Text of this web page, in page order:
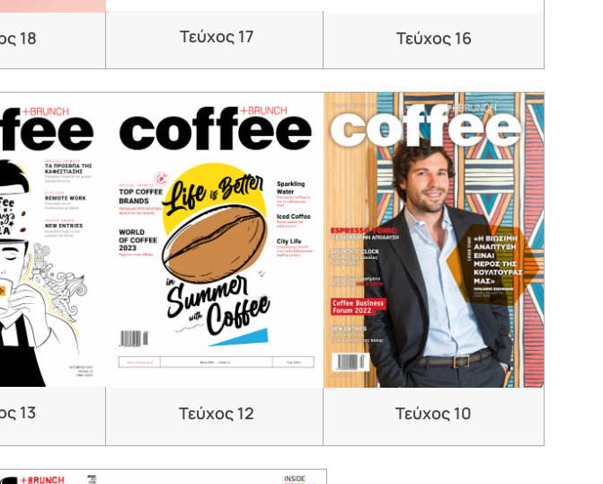
18 Τεύχος 17 Τεύχος 16
13 Τεύχος 12 Τεύχος 10